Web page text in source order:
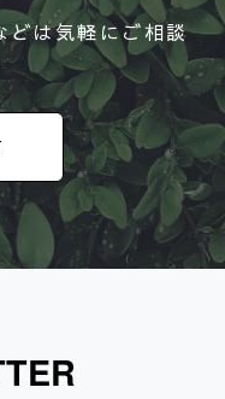
どは気軽にご相談